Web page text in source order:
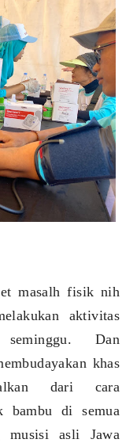
masalh fisik nih
aktivitas
Dan
khas
dari cara
bambu di semua
musisi asli Jawa